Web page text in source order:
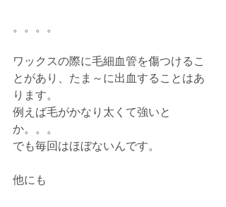
。。。。
ワックスの際に毛細血管を傷つけるこ
とがあり、たま～に出血することはあ
ります。
例えば毛がかなり太くて強いと
か。。。
でも毎回はほぼないんです。
他にも